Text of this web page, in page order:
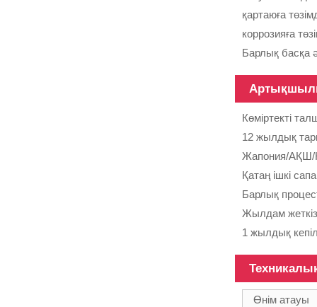
қартаюға
коррозияға
Барлық басқа
Көміртекті
12 жылдық
Жапония/АҚШ/
Қатаң ішкі
Барлық
Жылдам
1 жылдық
Өнім атауы